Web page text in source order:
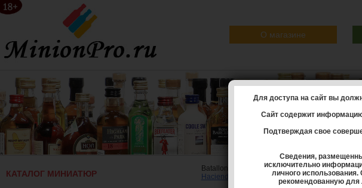
О магазине
Для доступа на сайт вы
Сайт содержит
Подтверждая свое
Сведения,
исключительно
личного
рекомендованную для
КАТАЛОГ МИНИАТЮР
Batallon (Батальон) |Casa Vieja (Каса Вьеха)
Hacienda La Capilla (Асьенда Ла Капилья)|